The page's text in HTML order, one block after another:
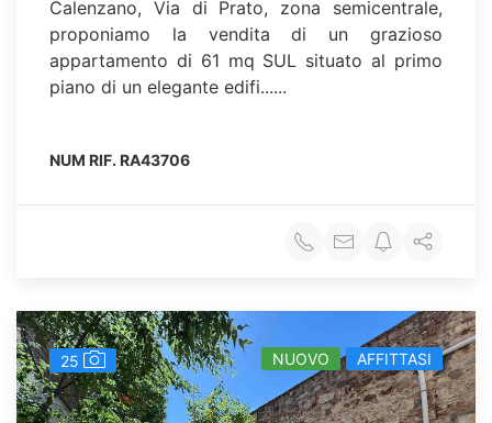
Calenzano, Via di Prato, zona semicentrale,
proponiamo la vendita di un grazioso
appartamento di 61 mq SUL situato al primo
piano di un elegante edifi......
NUM RIF. RA43706
25 NUOVO AFFITTASI